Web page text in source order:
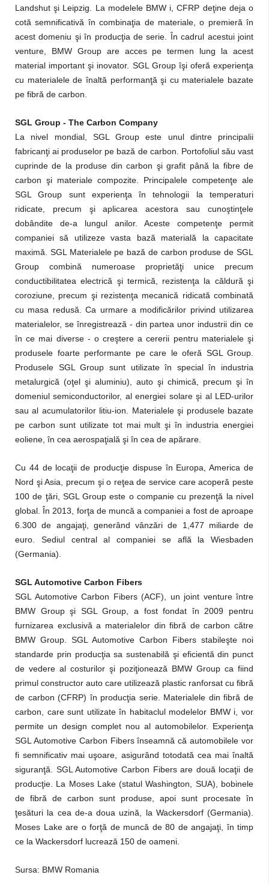
Landshut şi Leipzig. La modelele BMW i, CFRP deţine deja o
cotă semnificativă în combinaţia de materiale, o premieră în
acest domeniu şi în producţia de serie. În cadrul acestui joint
venture, BMW Group are acces pe termen lung la acest
material important şi inovator. SGL Group îşi oferă experienţa
cu materialele de înaltă performanţă şi cu materialele bazate
pe fibră de carbon.
SGL Group - The Carbon Company
La nivel mondial, SGL Group este unul dintre principalii
fabricanţi ai produselor pe bază de carbon. Portofoliul său vast
cuprinde de la produse din carbon şi grafit până la fibre de
carbon şi materiale compozite. Principalele competenţe ale
SGL Group sunt experienţa în tehnologii la temperaturi
ridicate, precum şi aplicarea acestora sau cunoştinţele
dobândite de-a lungul anilor. Aceste competenţe permit
companiei să utilizeze vasta bază materială la capacitate
maximă. SGL Materialele pe bază de carbon produse de SGL
Group combină numeroase proprietăţi unice precum
conductibilitatea electrică şi termică, rezistenţa la căldură şi
coroziune, precum şi rezistenţa mecanică ridicată combinată
cu masa redusă. Ca urmare a modificărilor privind utilizarea
materialelor, se înregistrează - din partea unor industrii din ce
în ce mai diverse - o creştere a cererii pentru materialele şi
produsele foarte performante pe care le oferă SGL Group.
Produsele SGL Group sunt utilizate în special în industria
metalurgică (oţel şi aluminiu), auto şi chimică, precum şi în
domeniul semiconductorilor, al energiei solare şi al LED-urilor
sau al acumulatorilor litiu-ion. Materialele şi produsele bazate
pe carbon sunt utilizate tot mai mult şi în industria energiei
eoliene, în cea aerospaţială şi în cea de apărare.
Cu 44 de locaţii de producţie dispuse în Europa, America de
Nord şi Asia, precum şi o reţea de service care acoperă peste
100 de ţări, SGL Group este o companie cu prezenţă la nivel
global. În 2013, forţa de muncă a companiei a fost de aproape
6.300 de angajaţi, generând vânzări de 1,477 miliarde de
euro. Sediul central al companiei se află la Wiesbaden
(Germania).
SGL Automotive Carbon Fibers
SGL Automotive Carbon Fibers (ACF), un joint venture între
BMW Group şi SGL Group, a fost fondat în 2009 pentru
furnizarea exclusivă a materialelor din fibră de carbon către
BMW Group. SGL Automotive Carbon Fibers stabileşte noi
standarde prin producţia sa sustenabilă şi eficientă din punct
de vedere al costurilor şi poziţionează BMW Group ca fiind
primul constructor auto care utilizează plastic ranforsat cu fibră
de carbon (CFRP) în producţia serie. Materialele din fibră de
carbon, care sunt utilizate în habitaclul modelelor BMW i, vor
permite un design complet nou al automobilelor. Experienţa
SGL Automotive Carbon Fibers înseamnă că automobilele vor
fi semnificativ mai uşoare, asigurând totodată cea mai înaltă
siguranţă. SGL Automotive Carbon Fibers are două locaţii de
producţie. La Moses Lake (statul Washington, SUA), bobinele
de fibră de carbon sunt produse, apoi sunt procesate în
ţesături la cea de-a doua uzină, la Wackersdorf (Germania).
Moses Lake are o forţă de muncă de 80 de angajaţi, în timp
ce la Wackersdorf lucrează 150 de oameni.
Sursa: BMW Romania